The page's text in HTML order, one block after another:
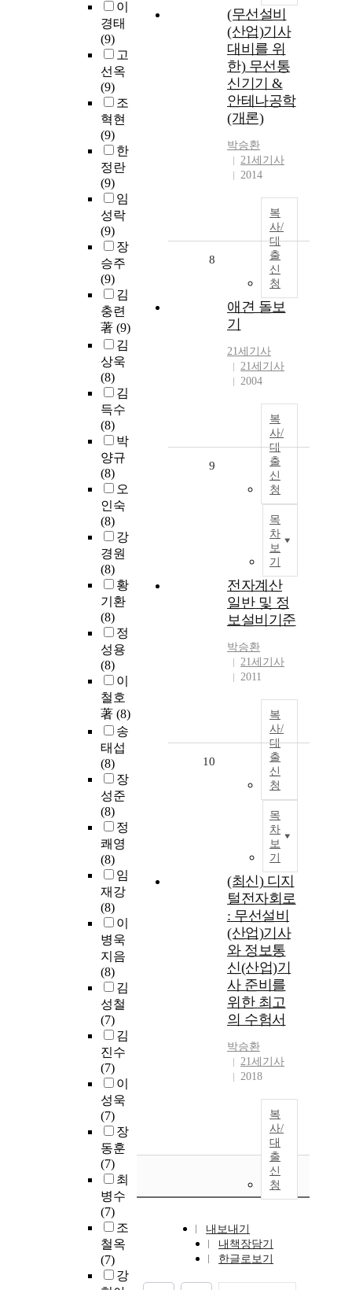
이
경태
(9)
고
선옥
(9)
조
혁현
(9)
한
정란
(9)
임
성락
(9)
장
승주
(9)
김
충련
著 (9)
김
상욱
(8)
김
득수
(8)
박
양규
(8)
오
인숙
(8)
강
경원
(8)
황
기환
(8)
정
성용
(8)
이
철호
著 (8)
송
태섭
(8)
장
성준
(8)
정
쾌영
(8)
임
재강
(8)
이
병욱
지음
(8)
김
성철
(7)
김
진수
(7)
이
성욱
(7)
장
동훈
(7)
최
병수
(7)
조
철옥
(7)
강
(무선설비
(산업)기사
대비를 위
한) 무선통
신기기 &
안테나공학
(개론)
박승환
21세기사
2014
복
사/
대
출
신
청
8
애견 돌보
기
21세기사
21세기사
2004
복
사/
대
출
신
청
목
차
보
기
9
전자계산
일반 및 정
보설비기준
박승환
21세기사
2011
복
사/
대
출
신
청
목
차
보
기
10
(최신) 디지
털전자회로
: 무선설비
(산업)기사
와 정보통
신(산업)기
사 준비를
위한 최고
의 수험서
박승환
21세기사
2018
복
사/
대
출
신
청
내보내기
내책장담기
한글로보기